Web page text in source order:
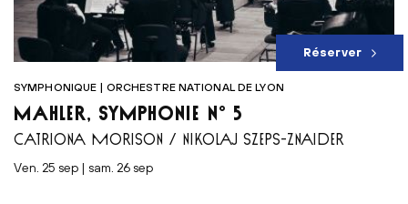
SYMPHONIQUE | ORCHESTRE NATIONAL DE LYON
MAHLER, SYMPHONIE N° 5
CATRIONA MORISON / NIKOLAJ SZEPS-ZNAIDER
ven. 25 sep | sam. 26 sep
Réserver